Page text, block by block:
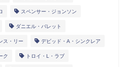
スペンサー・ジョンソン
ダニエル・バレット
ス・リー デビッド・A・シンクレア
ク トロイ・L・ラブ